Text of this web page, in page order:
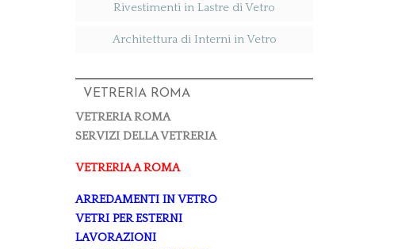
Rivestimenti in Lastre di Vetro
Architettura di Interni in Vetro
VETRERIA ROMA
VETRERIA ROMA
SERVIZI DELLA VETRERIA
VETRERIA A ROMA
ARREDAMENTI IN VETRO
VETRI PER ESTERNI
LAVORAZIONI